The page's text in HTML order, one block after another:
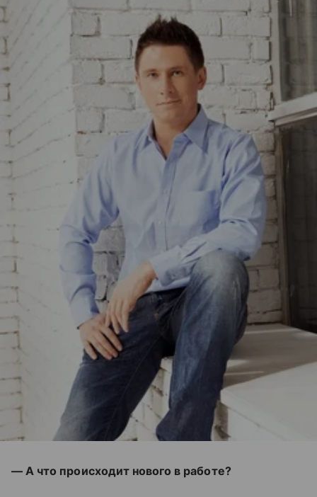
— А что происходит нового в работе?